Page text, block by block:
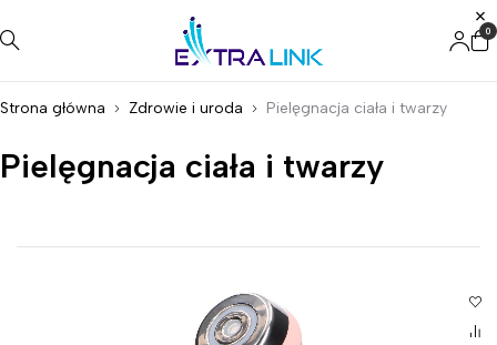
0
Strona główna Zdrowie i uroda Pielęgnacja ciała i twarzy
Pielęgnacja ciała i twarzy